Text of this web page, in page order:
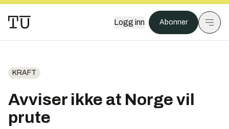
Logg inn Abonner
KRAFT
Avviser ikke at Norge vil
prute